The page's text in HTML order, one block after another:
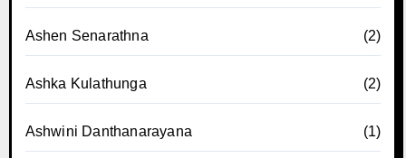
Ashen Senarathna (2)
Ashka Kulathunga (2)
Ashwini Danthanarayana (1)